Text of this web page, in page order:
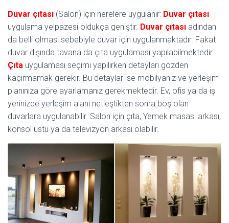
Duvar çıtası (Salon) için nerelere uygulanır: Duvar çıtası
uygulama yelpazesi oldukça geniştir. Duvar çıtası adından
da belli olması sebebiyle duvar için uygulanmaktadır. Fakat
duvar dışında tavana da çıta uygulaması yapılabilmektedir.
Çıta uygulaması seçimi yapılırken detayları gözden
kaçırmamak gerekir. Bu detaylar ise mobilyanız ve yerleşim
planınıza göre ayarlamanız gerekmektedir. Ev, ofis ya da iş
yerinizde yerleşim alanı netleştikten sonra boş olan
duvarlara uygulanabilir. Salon için çıta, Yemek masası arkası,
konsol üstü ya da televizyon arkası olabilir.